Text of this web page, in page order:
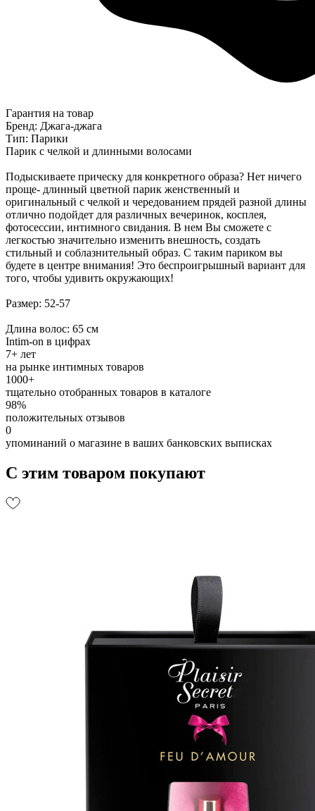
Гарантия на товар
Бренд: Джага-джага
Тип: Парики
Парик с челкой и длинными волосами
Подыскиваете прическу для конкретного образа? Нет ничего
проще- длинный цветной парик женственный и
оригинальный с челкой и чередованием прядей разной длины
отлично подойдет для различных вечеринок, косплея,
фотосессии, интимного свидания. В нем Вы сможете с
легкостью значительно изменить внешность, создать
стильный и соблазнительный образ. С таким париком вы
будете в центре внимания! Это беспроигрышный вариант для
того, чтобы удивить окружающих!
Размер: 52-57
Длина волос: 65 см
Intim-on в цифрах
7+ лет
на рынке интимных товаров
1000+
тщательно отобранных товаров в каталоге
98%
положительных отзывов
0
упоминаний о магазине в ваших банковских выписках
С этим товаром покупают